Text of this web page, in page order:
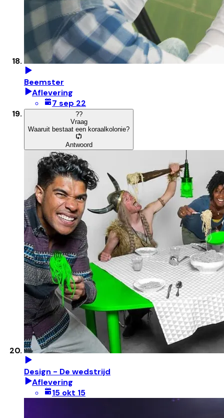
Beemster
Aflevering
7 sep 22
??
Vraag
Waaruit bestaat een koraalkolonie?
Antwoord
Design - De wedstrijd
Aflevering
15 okt 15